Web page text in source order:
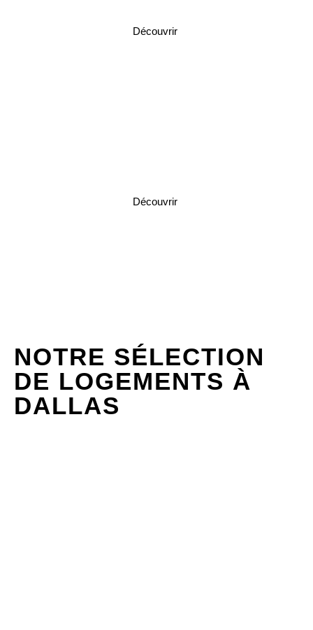
Découvrir
Découvrir
NOTRE SÉLECTION
DE LOGEMENTS À
DALLAS